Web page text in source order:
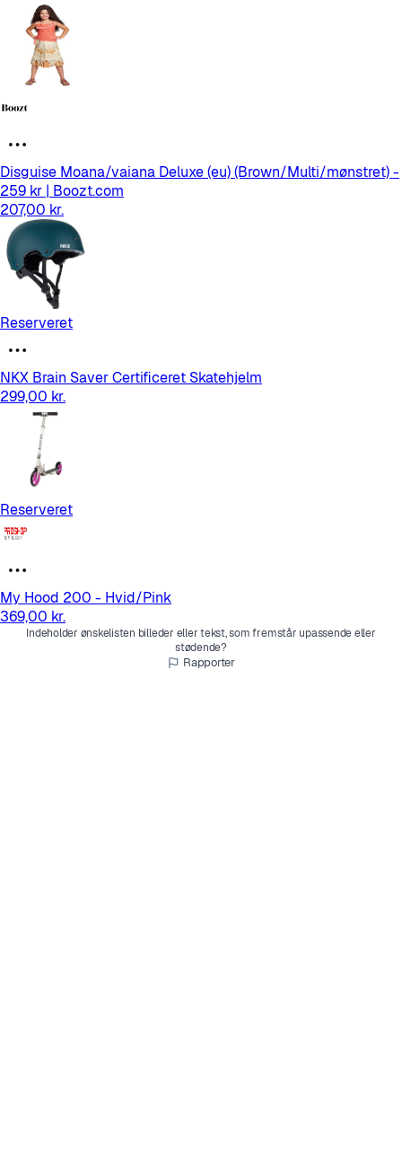
Disguise Moana/vaiana Deluxe (eu) (Brown/Multi/mønstret) -
259 kr | Boozt.com
207,00 kr.
Reserveret
NKX Brain Saver Certificeret Skatehjelm
299,00 kr.
Reserveret
My Hood 200 - Hvid/Pink
369,00 kr.
Indeholder ønskelisten billeder eller tekst, som fremstår upassende eller
stødende?
Rapporter